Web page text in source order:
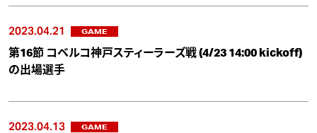
2023.04.21 GAME
第16節 コベルコ神戸スティーラーズ戦 (4/23 14:00 kickoff)
の出場選手
2023.04.13 GAME